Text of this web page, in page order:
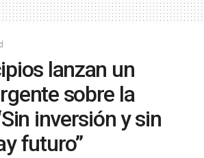
lanzan un
sobre la
inversión y sin
futuro”